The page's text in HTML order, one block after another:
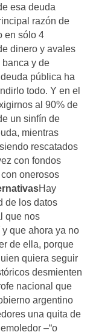
esa deuda
razón de
en sólo 4
dinero y avales
y de
pública ha
todo. Y en el
al 90% de
un sinfín de
mientras
rescatados
con fondos
onerosos
Hay
de los datos
que nos
que ahora ya no
de ella, porque
quiera seguir
desmienten
nacional que
argentino
una quita de
–“o